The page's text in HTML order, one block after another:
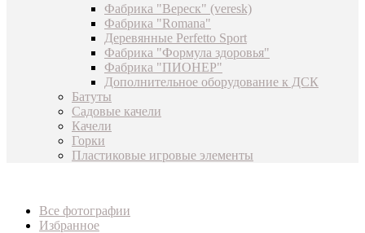
Фабрика "Вереск" (veresk)
Фабрика "Romana"
Деревянные Perfetto Sport
Фабрика "Формула здоровья"
Фабрика "ПИОНЕР"
Дополнительное оборудование к ДСК
Батуты
Садовые качели
Качели
Горки
Пластиковые игровые элементы
Все фотографии
Избранное